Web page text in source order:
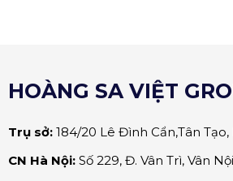
HOÀNG SA VIỆT
Trụ sở: 184/20 Lê Đình Cẩn,Tân
CN Hà Nội: Số 229, Đ. Vân Trì, Vân